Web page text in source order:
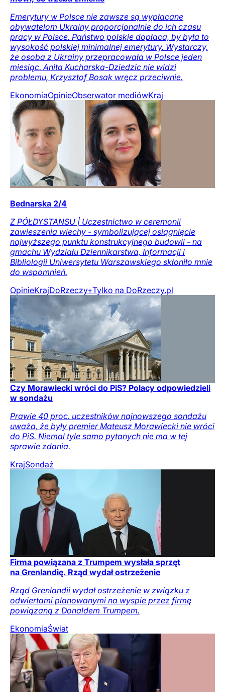
Emerytury w Polsce nie zawsze są wypłacane
obywatelom Ukrainy proporcjonalnie do ich czasu
pracy w Polsce. Państwo polskie dopłaca, by była to
wysokość polskiej minimalnej emerytury. Wystarczy,
że osoba z Ukrainy przepracowała w Polsce jeden
miesiąc. Anita Kucharska-Dziedzic nie widzi
problemu, Krzysztof Bosak wręcz przeciwnie.
EkonomiaOpinieObserwator mediówKraj
Bednarska 2/4
Z PÓŁDYSTANSU | Uczestnictwo w ceremonii
zawieszenia wiechy - symbolizującej osiągnięcie
najwyższego punktu konstrukcyjnego budowli - na
gmachu Wydziału Dziennikarstwa, Informacji i
Bibliologii Uniwersytetu Warszawskiego skłoniło mnie
do wspomnień.
OpinieKrajDoRzeczy+Tylko na DoRzeczy.pl
Czy Morawiecki wróci do PiS? Polacy odpowiedzieli
w sondażu
Prawie 40 proc. uczestników najnowszego sondażu
uważa, że były premier Mateusz Morawiecki nie wróci
do PiS. Niemal tyle samo pytanych nie ma w tej
sprawie zdania.
KrajSondaż
Firma powiązana z Trumpem wysłała sprzęt
na Grenlandię. Rząd wydał ostrzeżenie
Rząd Grenlandii wydał ostrzeżenie w związku z
odwiertami planowanymi na wyspie przez firmę
powiązaną z Donaldem Trumpem.
EkonomiaŚwiat